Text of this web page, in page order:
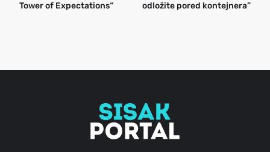
Tower of Expectations“
odložite pored kontejnera”